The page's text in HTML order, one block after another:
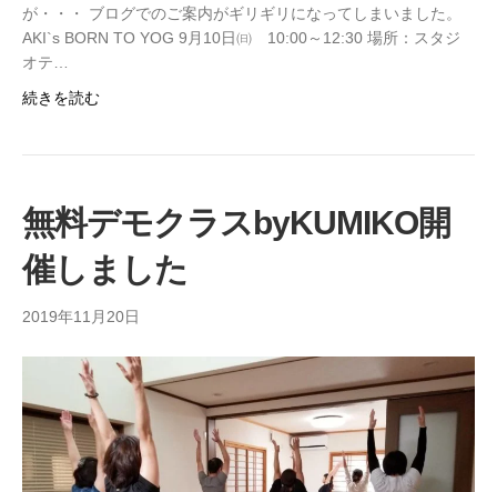
が・・・ ブログでのご案内がギリギリになってしまいました。
AKI`s BORN TO YOG 9月10日㈰ 10:00～12:30 場所：スタジ
オテ…
続きを読む
無料デモクラスbyKUMIKO開
催しました
2019年11月20日